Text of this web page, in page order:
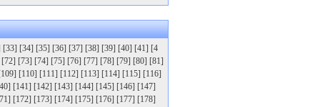
[33] [34] [35] [36] [37] [38] [39] [40] [41] [4
[72] [73] [74] [75] [76] [77] [78] [79] [80] [81]
[110] [111] [112] [113] [114] [115] [116]
[141] [142] [143] [144] [145] [146] [147]
[172] [173] [174] [175] [176] [177] [178]